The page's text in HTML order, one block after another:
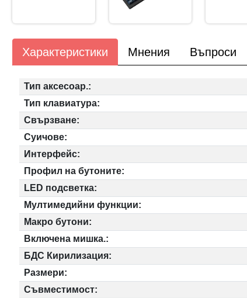
Характеристики Мнения Въпроси
Тип аксесоар.:
Тип клавиатура:
Свързване:
Суичове:
Интерфейс:
Профил на бутоните:
LED подсветка:
Мултимедийни функции:
Макро бутони:
Включена мишка.:
БДС Кирилизация:
Размери:
Съвместимост: